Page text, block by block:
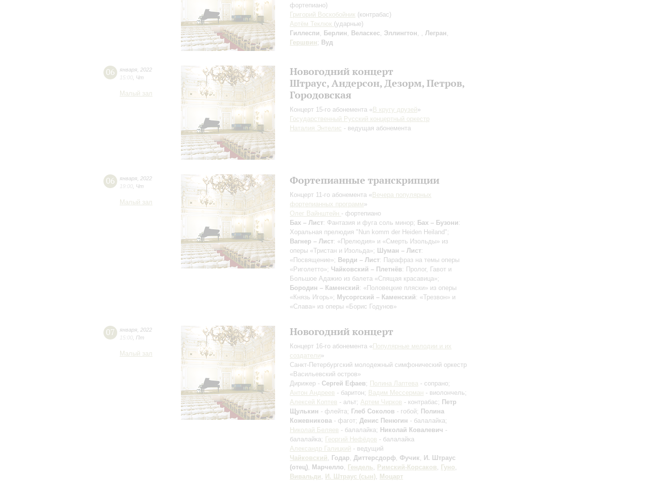
фортепиано)
Григорий Воскобойник (контрабас)
Артём Теклюк (ударные)
Гиллеспи, Берлин, Веласкес, Эллингтон, , Легран,
Гершвин; Вуд
06 января 2022
15:00 Чт
Малый зал
Новогодний концерт
Штраус, Андерсон, Дезорм, Петров,
Городовская
Концерт 15-го абонемента « В кругу друзей»
Государственный Русский концертный оркестр
Наталия Энтелис - ведущая абонемента
06 января 2022
19:00 Чт
Малый зал
Фортепианные транскрипции
Концерт 11-го абонемента « Вечера популярных
фортепианных программ»
Олег Вайнштейн - фортепиано
Бах – Лист: Фантазия и фуга соль минор; Бах – Бузони:
Хоральная прелюдия "Nun komm der Heiden Heiland";
Вагнер – Лист: «Прелюдия» и «Смерть Изольды» из
оперы «Тристан и Изольда»; Шуман – Лист:
«Посвящение»; Верди – Лист: Парафраз на темы оперы
«Риголетто»; Чайковский – Плетнёв: Пролог, Гавот и
Большое Адажио из балета «Спящая красавица»;
Бородин – Каменский: «Половецкие пляски» из оперы
«Князь Игорь»; Мусоргский – Каменский: «Трезвон» и
«Слава» из оперы «Борис Годунов»
07 января 2022
15:00 Пт
Малый зал
Новогодний концерт
Концерт 16-го абонемента « Популярные мелодии и их
создатели»
Санкт-Петербургский молодежный симфонический оркестр
«Васильевский остров»
Дирижер - Сергей Ефаев; Полина Лаптева - сопрано;
Антон Андреев - баритон; Вадим Мессерман - виолончель;
Алексей Коптев - альт; Артем Чирков - контрабас; Петр
Щулькин - флейта; Глеб Соколов - гобой; Полина
Кожевникова - фагот; Денис Пенюгин - балалайка;
Николай Беляев - балалайка; Николай Ковалевич -
балалайка; Георгий Нефёдов - балалайка
Александр Галицкий - ведущий
Чайковский, Годар, Диттерсдорф, Фучик, И. Штраус
(отец), Марчелло, Гендель, Римский-Корсаков, Гуно,
Вивальди, И. Штраус (сын), Моцарт